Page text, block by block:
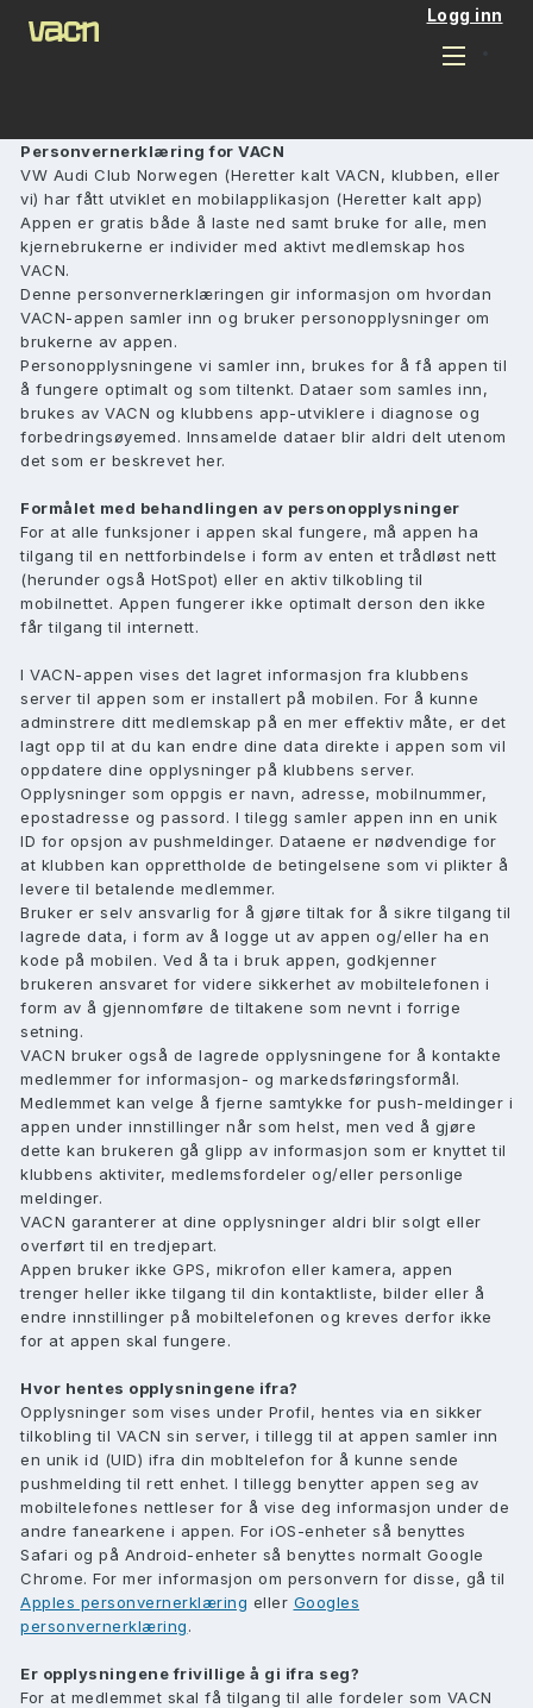
Logg inn
Personvernerklæring for VACN
VW Audi Club Norwegen (Heretter kalt VACN, klubben, eller
vi) har fått utviklet en mobilapplikasjon (Heretter kalt app)
Appen er gratis både å laste ned samt bruke for alle, men
kjernebrukerne er individer med aktivt medlemskap hos
VACN.
Denne personvernerklæringen gir informasjon om hvordan
VACN-appen samler inn og bruker personopplysninger om
brukerne av appen.
Personopplysningene vi samler inn, brukes for å få appen til
å fungere optimalt og som tiltenkt. Dataer som samles inn,
brukes av VACN og klubbens app-utviklere i diagnose og
forbedringsøyemed. Innsamelde dataer blir aldri delt utenom
det som er beskrevet her.
Formålet med behandlingen av personopplysninger
For at alle funksjoner i appen skal fungere, må appen ha
tilgang til en nettforbindelse i form av enten et trådløst nett
(herunder også HotSpot) eller en aktiv tilkobling til
mobilnettet. Appen fungerer ikke optimalt derson den ikke
får tilgang til internett.
I VACN-appen vises det lagret informasjon fra klubbens
server til appen som er installert på mobilen. For å kunne
adminstrere ditt medlemskap på en mer effektiv måte, er det
lagt opp til at du kan endre dine data direkte i appen som vil
oppdatere dine opplysninger på klubbens server.
Opplysninger som oppgis er navn, adresse, mobilnummer,
epostadresse og passord. I tilegg samler appen inn en unik
ID for opsjon av pushmeldinger. Dataene er nødvendige for
at klubben kan opprettholde de betingelsene som vi plikter å
levere til betalende medlemmer.
Bruker er selv ansvarlig for å gjøre tiltak for å sikre tilgang til
lagrede data, i form av å logge ut av appen og/eller ha en
kode på mobilen. Ved å ta i bruk appen, godkjenner
brukeren ansvaret for videre sikkerhet av mobiltelefonen i
form av å gjennomføre de tiltakene som nevnt i forrige
setning.
VACN bruker også de lagrede opplysningene for å kontakte
medlemmer for informasjon- og markedsføringsformål.
Medlemmet kan velge å fjerne samtykke for push-meldinger i
appen under innstillinger når som helst, men ved å gjøre
dette kan brukeren gå glipp av informasjon som er knyttet til
klubbens aktiviter, medlemsfordeler og/eller personlige
meldinger.
VACN garanterer at dine opplysninger aldri blir solgt eller
overført til en tredjepart.
Appen bruker ikke GPS, mikrofon eller kamera, appen
trenger heller ikke tilgang til din kontaktliste, bilder eller å
endre innstillinger på mobiltelefonen og kreves derfor ikke
for at appen skal fungere.
Hvor hentes opplysningene ifra?
Opplysninger som vises under Profil, hentes via en sikker
tilkobling til VACN sin server, i tillegg til at appen samler inn
en unik id (UID) ifra din mobltelefon for å kunne sende
pushmelding til rett enhet. I tillegg benytter appen seg av
mobiltelefones nettleser for å vise deg informasjon under de
andre fanearkene i appen. For iOS-enheter så benyttes
Safari og på Android-enheter så benyttes normalt Google
Chrome. For mer informasjon om personvern for disse, gå til
Apples personvernerklæring eller Googles
personvernerklæring.
Er opplysningene frivillige å gi ifra seg?
For at medlemmet skal få tilgang til alle fordeler som VACN